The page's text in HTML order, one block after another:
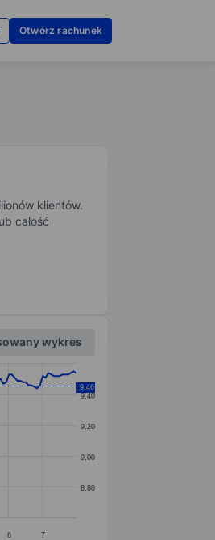
Otwórz rachunek
klientów.
całość
wykres
6 7
8,80
9,00
9,20
9,40
9,46